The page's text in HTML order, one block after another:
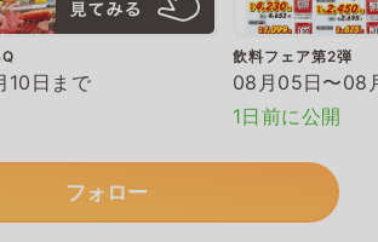
10日まで
飲料フェア第2弾
08月05日〜08
1日前に公開
フォロー